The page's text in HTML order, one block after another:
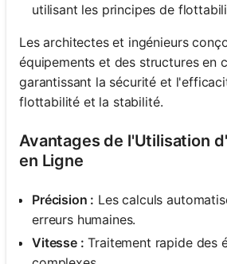
utilisant les principes de
Les architectes et ingénieurs
équipements et des structures en
garantissant la sécurité et
flottabilité et la stabilité.
Avantages de l'Utilisation
en Ligne
Précision : Les calculs
erreurs humaines.
Vitesse : Traitement rapide des